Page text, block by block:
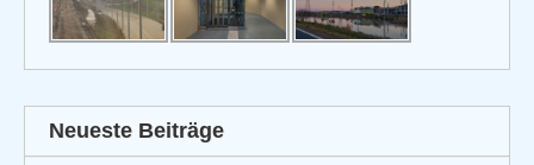
Neueste Beiträge